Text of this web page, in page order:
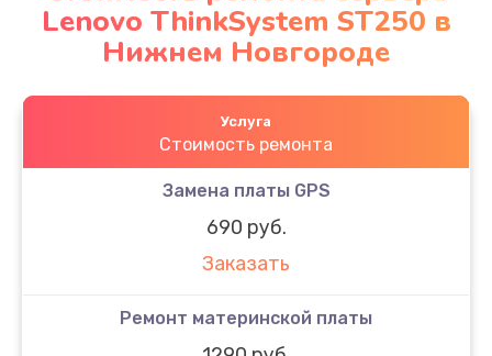
Lenovo ThinkSystem ST250 в
Нижнем Новгороде
Услуга
Стоимость ремонта
Замена платы GPS
690 руб.
Заказать
Ремонт материнской платы